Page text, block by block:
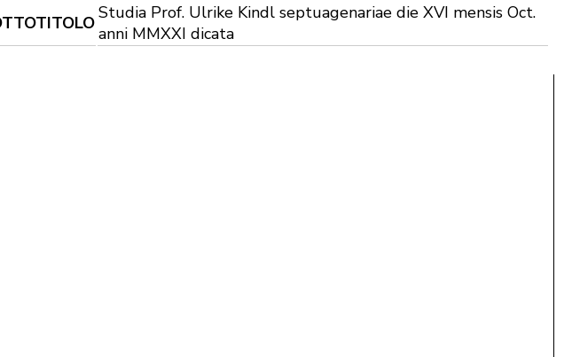
Studia Prof. Ulrike Kindl septuagenariae die XVI mensis Oct.
anni MMXXI dicata